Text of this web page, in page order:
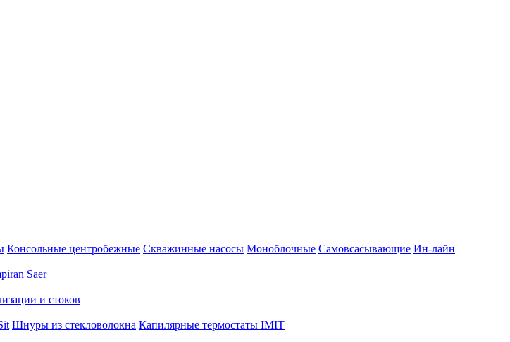
Консольные центробежные Скважинные насосы Моноблочные Самовсасывающие Ин-лайн
Saer
и стоков
Шнуры из стекловолокна Капилярные термостаты IMIT